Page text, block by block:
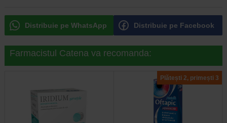
Distribuie pe WhatsApp Distribuie pe Facebook
Farmacistul Catena va recomanda:
Plătești 2, primești 3